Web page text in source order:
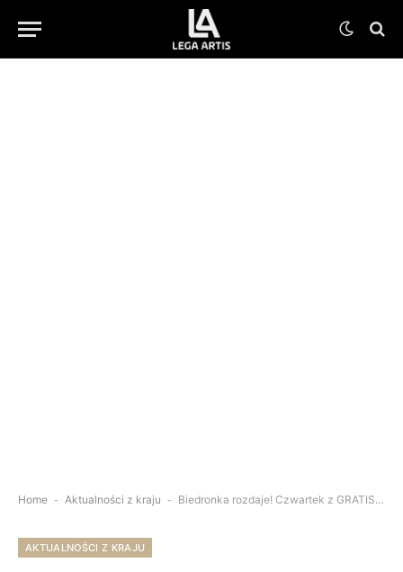
Home - Aktualności z kraju - Biedronka rozdaje! Czwartek z GRATISAMI! Tego Nie Możesz Przegapić!
AKTUALNOŚCI Z KRAJU